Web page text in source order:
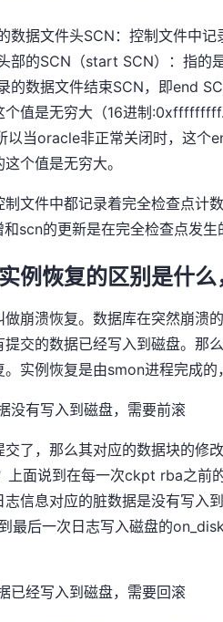
据文件头SCN：控制文件中记
的SCN（start SCN）：指的
数据文件结束SCN，即end
个值是无穷大（16进制
以当oracle非正常关闭时，这个
个值是无穷大。
制文件中都记录着完全检查点
scn的更新是在完全检查点发
例恢复的区别是什么
做崩溃恢复。数据库在突然崩溃
提交的数据已经写入到磁盘。那
实例恢复是由smon进程完成的
有写入到磁盘，需要前滚
交了，那么其对应的数据块的修
上面说到在每一次ckpt rba之前
志信息对应的脏数据是没有写入
最后一次日志写入磁盘的
经写入到磁盘，需要回滚